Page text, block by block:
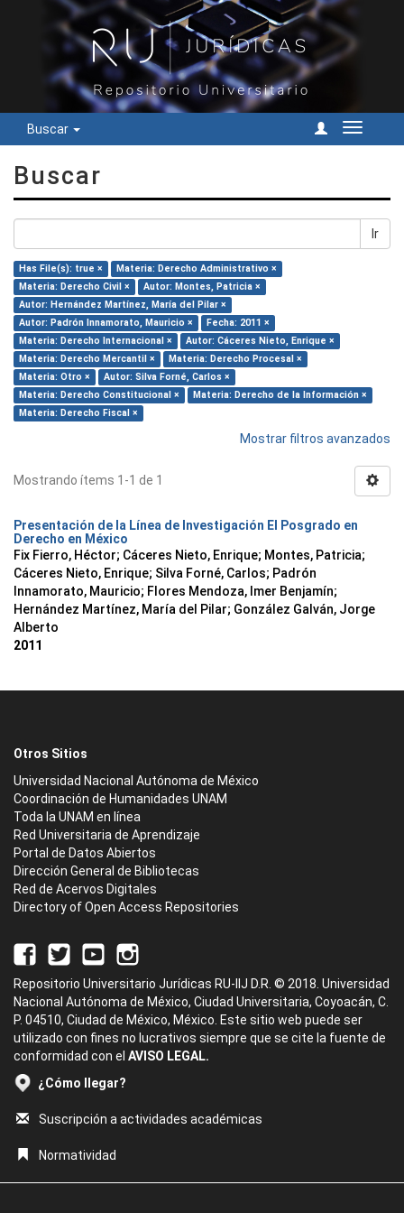
Buscar
Cambiar
Buscar
Ir
Has File(s): true ×
Materia: Derecho Administrativo ×
Materia: Derecho Civil ×
Autor: Montes, Patricia ×
Autor: Hernández Martínez, María del Pilar ×
Autor: Padrón Innamorato, Mauricio ×
Fecha: 2011 ×
Materia: Derecho Internacional ×
Autor: Cáceres Nieto, Enrique ×
Materia: Derecho Mercantil ×
Materia: Derecho Procesal ×
Materia: Otro ×
Autor: Silva Forné, Carlos ×
Materia: Derecho Constitucional ×
Materia: Derecho de la Información ×
Materia: Derecho Fiscal ×
Mostrar filtros avanzados
Mostrando ítems 1-1 de 1
Presentación de la Línea de Investigación El Posgrado en
Derecho en México
Fix Fierro, Héctor; Cáceres Nieto, Enrique; Montes, Patricia;
Cáceres Nieto, Enrique; Silva Forné, Carlos; Padrón
Innamorato, Mauricio; Flores Mendoza, Imer Benjamín;
Hernández Martínez, María del Pilar; González Galván, Jorge
Alberto
2011
Otros Sitios
Universidad Nacional Autónoma de México
Coordinación de Humanidades UNAM
Toda la UNAM en línea
Red Universitaria de Aprendizaje
Portal de Datos Abiertos
Dirección General de Bibliotecas
Red de Acervos Digitales
Directory of Open Access Repositories
Repositorio Universitario Jurídicas RU-IIJ D.R. © 2018. Universidad
Nacional Autónoma de México, Ciudad Universitaria, Coyoacán, C.
P. 04510, Ciudad de México, México. Este sitio web puede ser
utilizado con fines no lucrativos siempre que se cite la fuente de
conformidad con el AVISO LEGAL.
¿Cómo llegar?
Suscripción a actividades académicas
Normatividad